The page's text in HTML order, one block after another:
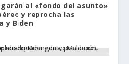
al «fondo del asunto»
y reprocha las
y Biden